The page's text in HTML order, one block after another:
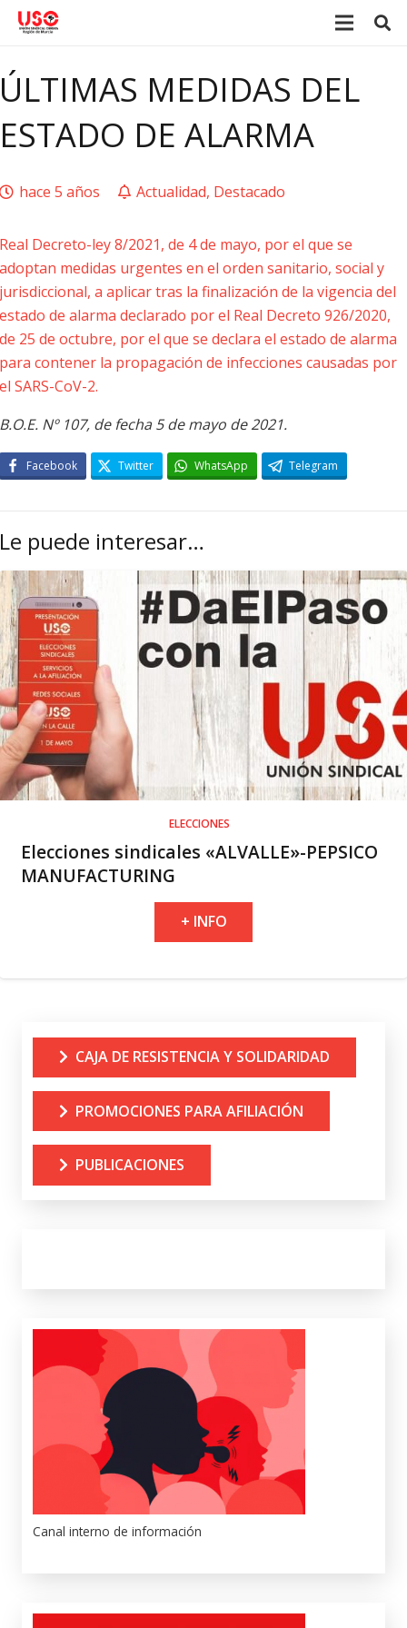
ÚLTIMAS MEDIDAS DEL
ESTADO DE ALARMA
hace 5 años Actualidad, Destacado
Real Decreto-ley 8/2021, de 4 de mayo, por el que se
adoptan medidas urgentes en el orden sanitario, social y
jurisdiccional, a aplicar tras la finalización de la vigencia del
estado de alarma declarado por el Real Decreto 926/2020,
de 25 de octubre, por el que se declara el estado de alarma
para contener la propagación de infecciones causadas por
el SARS-CoV-2.
B.O.E. Nº 107, de fecha 5 de mayo de 2021.
Facebook Twitter WhatsApp Telegram
Le puede interesar…
ELECCIONES
Elecciones sindicales «ALVALLE»-PEPSICO
MANUFACTURING
+ INFO
CAJA DE RESISTENCIA Y SOLIDARIDAD
PROMOCIONES PARA AFILIACIÓN
PUBLICACIONES
Canal interno de información